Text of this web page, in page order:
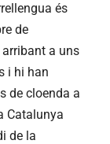
és
de
arribant a uns
i hi han
de cloenda a
Catalunya
de la